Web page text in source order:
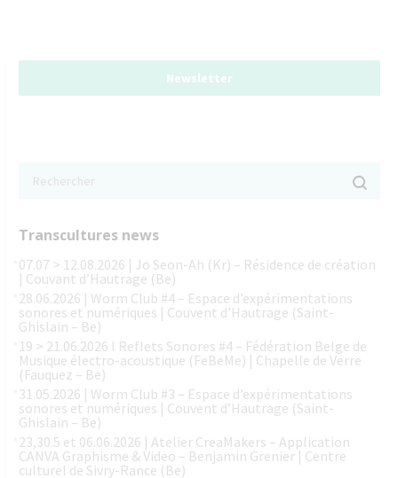
Newsletter
Transcultures news
07.07 > 12.08.2026 | Jo Seon-Ah (Kr) – Résidence de création
| Couvant d’Hautrage (Be)
28.06.2026 | Worm Club #4 – Espace d’expérimentations
sonores et numériques | Couvent d’Hautrage (Saint-
Ghislain – Be)
19 > 21.06.2026 l Reflets Sonores #4 – Fédération Belge de
Musique électro-acoustique (FeBeMe) | Chapelle de Verre
(Fauquez – Be)
31.05.2026 | Worm Club #3 – Espace d’expérimentations
sonores et numériques | Couvent d’Hautrage (Saint-
Ghislain – Be)
23,30.5 et 06.06.2026 | Atelier CreaMakers – Application
CANVA Graphisme & Video – Benjamin Grenier | Centre
culturel de Sivry-Rance (Be)